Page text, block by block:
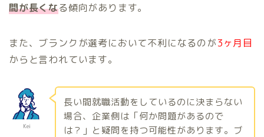
間が長くなる傾向があります。
また、ブランクが選考において不利になるのが3ヶ月目
からと言われています。
Kei
長い間就職活動をしているのに決まらない
場合、企業側は「何か問題があるので
は？」と疑問を持つ可能性があります。ブ